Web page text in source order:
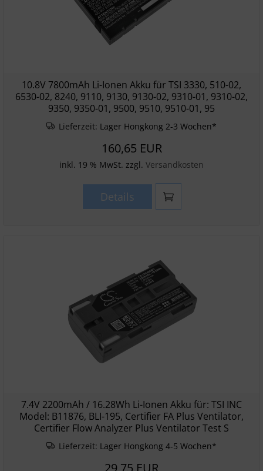
10.8V 7800mAh Li-Ionen Akku für TSI 3330, 510-02,
6530-02, 8240, 9110, 9130, 9130-02, 9310-01, 9310-02,
9350, 9350-01, 9500, 9510, 9510-01, 95
Lieferzeit: Lager Hongkong 2-3 Wochen*
160,65 EUR
inkl. 19 % MwSt. zzgl. Versandkosten
Details
7.4V 2200mAh / 16.28Wh Li-Ionen Akku für: TSI INC
Model: B11876, BLI-195, Certifier FA Plus Ventilator,
Certifier Flow Analyzer Plus Ventilator Test S
Lieferzeit: Lager Hongkong 4-5 Wochen*
29,75 EUR